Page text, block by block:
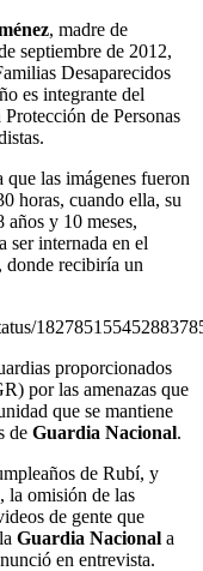
, madre de
septiembre de 2012,
Desaparecidos
es integrante del
de Personas
que las imágenes fueron
horas, cuando ella, su
años y 10 meses,
ser internada en el
recibiría un
proporcionados
por las amenazas que
que se mantiene
de Guardia Nacional.
de Rubí, y
la omisión de las
de gente que
Guardia Nacional a
en entrevista.